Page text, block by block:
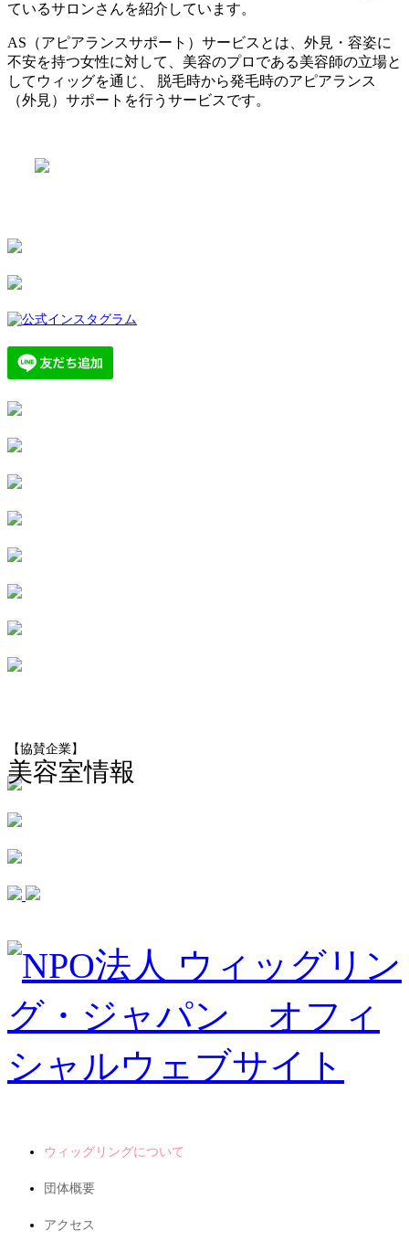
美容室情報
ているサロンさんを紹介しています。
AS（アピアランスサポート）サービスとは、外見・容姿に
不安を持つ女性に対して、美容のプロである美容師の立場と
してウィッグを通じ、 脱毛時から発毛時のアピアランス
（外見）サポートを行うサービスです。
【協賛企業】
ウィッグリングについて
団体概要
アクセス